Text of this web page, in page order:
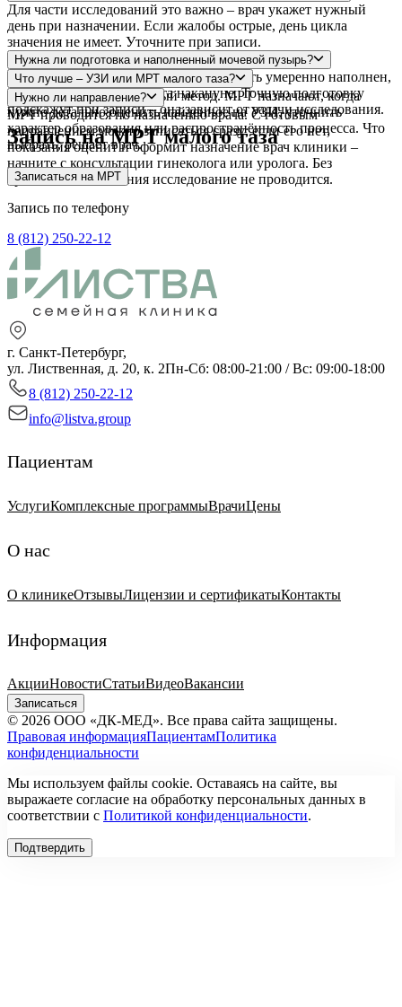
Для части исследований это важно – врач укажет нужный
день при назначении. Если жалобы острые, день цикла
значения не имеет. Уточните при записи.
Нужна ли подготовка и наполненный мочевой пузырь?
Чаще всего мочевой пузырь должен быть умеренно наполнен,
иногда нужна лёгкая диета накануне. Точную подготовку
подскажут при записи – она зависит от задачи исследования.
Что лучше – УЗИ или МРТ малого таза?
УЗИ – быстрый первичный метод. МРТ назначают, когда
нужно детально оценить найденное на УЗИ, уточнить
характер образования или распространённость процесса. Что
выбрать, решает врач.
Нужно ли направление?
МРТ проводится по назначению врача. С готовым
направлением можно записаться сразу; если его нет,
показания оценит и оформит назначение врач клиники –
начните с консультации гинеколога или уролога. Без
врачебного назначения исследование не проводится.
Запись на МРТ малого таза
Записаться на МРТ
Запись по телефону
8 (812) 250-22-12
г. Санкт-Петербург,
ул. Лиственная, д. 20, к. 2Пн-Сб: 08:00-21:00 / Вс: 09:00-18:00
8 (812) 250-22-12
info@listva.group
Пациентам
УслугиКомплексные программыВрачиЦены
О нас
О клиникеОтзывыЛицензии и сертификатыКонтакты
Информация
АкцииНовостиСтатьиВидеоВакансии
Записаться
© 2026 ООО «ДК-МЕД». Все права сайта защищены.
Правовая информацияПациентамПолитика
конфиденциальности
Мы используем файлы cookie. Оставаясь на сайте, вы
выражаете согласие на обработку персональных данных в
соответствии с Политикой конфиденциальности.
Подтвердить